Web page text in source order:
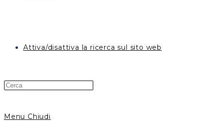
Attiva/disattiva la ricerca sul sito web
Menu Chiudi